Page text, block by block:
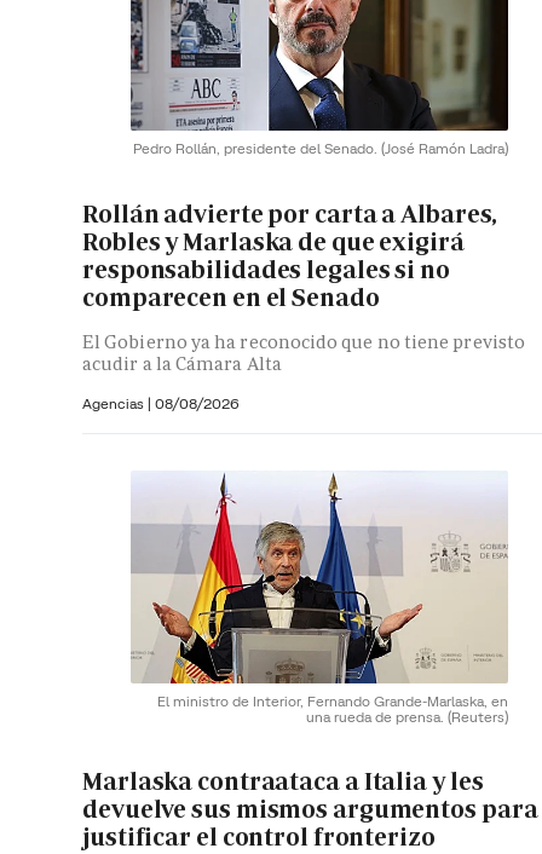
Pedro Rollán, presidente del Senado. (José Ramón Ladra)
Rollán advierte por carta a Albares,
Robles y Marlaska de que exigirá
responsabilidades legales si no
comparecen en el Senado
El Gobierno ya ha reconocido que no tiene previsto
acudir a la Cámara Alta
Agencias | 08/08/2026
El ministro de Interior, Fernando Grande-Marlaska, en
una rueda de prensa. (Reuters)
Marlaska contraataca a Italia y les
devuelve sus mismos argumentos para
justificar el control fronterizo